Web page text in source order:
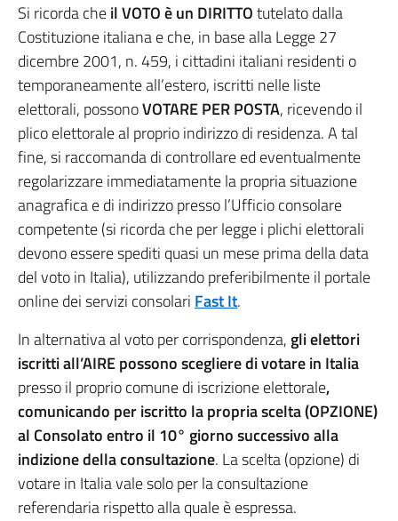
Si ricorda cheil VOTO è un DIRITTOtutelato dalla
Costituzione italiana e che, in base alla Legge 27
dicembre 2001, n. 459, i cittadini italiani residenti o
temporaneamente all’estero, iscritti nelle liste
elettorali, possonoVOTARE PER POSTA, ricevendo il
plico elettorale al proprio indirizzo di residenza. A tal
fine, si raccomanda di controllare ed eventualmente
regolarizzare immediatamente la propria situazione
anagrafica e di indirizzo presso l’Ufficio consolare
competente (si ricorda che per legge i plichi elettorali
devono essere spediti quasi un mese prima della data
del voto in Italia), utilizzando preferibilmente il portale
online dei servizi consolariFast It.
In alternativa al voto per corrispondenza,gli elettori
iscritti all’AIRE possono scegliere di votare in Italia
presso il proprio comune di iscrizione elettorale,
comunicando per iscritto la propria scelta (OPZIONE)
al Consolatoentro il 10° giorno successivo alla
indizione della consultazione. La scelta (opzione) di
votare in Italia vale solo per la consultazione
referendaria rispetto alla quale è espressa.